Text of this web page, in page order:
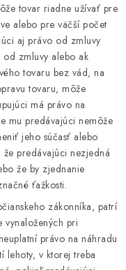
tovar riadne užívať pre
alebo pre väčší počet
aj právo od zmluvy
od zmluvy alebo ak
tovaru bez vád, na
tovaru, môže
má právo na
mu predávajúci nemôže
jeho súčasť alebo
predávajúci nezjedná
že by zjednanie
ťažkosti.
zákonníka, patrí
vynaložených pri
právo na náhradu
lehoty, v ktorej treba